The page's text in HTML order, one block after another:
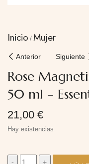
Inicio Mujer
Anterior Siguiente
Rose
50 ml –
21,00 €
Hay existencias